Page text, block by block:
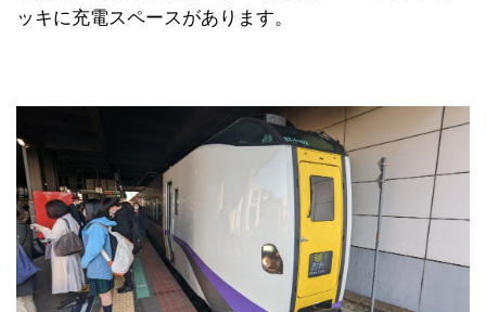
ッキに充電スペースがあります。